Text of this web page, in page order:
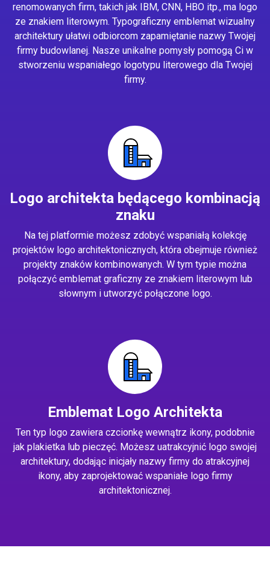
renomowanych firm, takich jak IBM, CNN, HBO itp., ma logo
ze znakiem literowym. Typograficzny emblemat wizualny
architektury ułatwi odbiorcom zapamiętanie nazwy Twojej
firmy budowlanej. Nasze unikalne pomysły pomogą Ci w
stworzeniu wspaniałego logotypu literowego dla Twojej
firmy.
Logo architekta będącego kombinacją
znaku
Na tej platformie możesz zdobyć wspaniałą kolekcję
projektów logo architektonicznych, która obejmuje również
projekty znaków kombinowanych. W tym typie można
połączyć emblemat graficzny ze znakiem literowym lub
słownym i utworzyć połączone logo.
Emblemat Logo Architekta
Ten typ logo zawiera czcionkę wewnątrz ikony, podobnie
jak plakietka lub pieczęć. Możesz uatrakcyjnić logo swojej
architektury, dodając inicjały nazwy firmy do atrakcyjnej
ikony, aby zaprojektować wspaniałe logo firmy
architektonicznej.